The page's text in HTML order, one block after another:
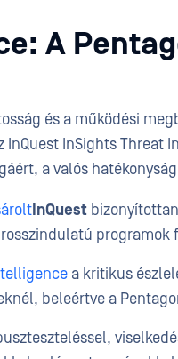
A
és a működési
InQuest InSights Threat
a valós
InQuest
a kritikus
beleértve a